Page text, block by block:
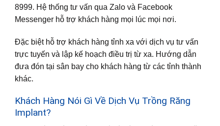
8999. Hệ thống tư vấn qua Zalo và Facebook
Messenger hỗ trợ khách hàng mọi lúc mọi nơi.
Đặc biệt hỗ trợ khách hàng tỉnh xa với dịch vụ tư vấn
trực tuyến và lập kế hoạch điều trị từ xa. Hướng dẫn
đưa đón tại sân bay cho khách hàng từ các tỉnh thành
khác.
Khách Hàng Nói Gì Về Dịch Vụ Trồng Răng
Implant?